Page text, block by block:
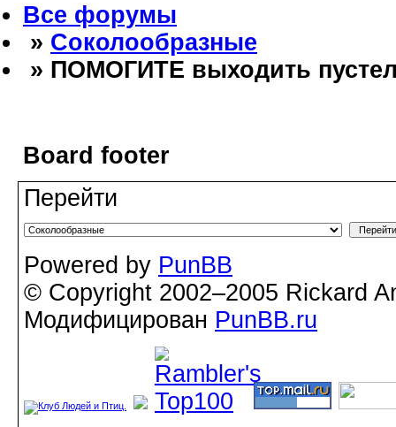
Все форумы
» Соколообразные
» ПОМОГИТЕ выходить
Board footer
Перейти
Powered by PunBB
© Copyright 2002–2005 Rickard
Модифицирован PunBB.ru